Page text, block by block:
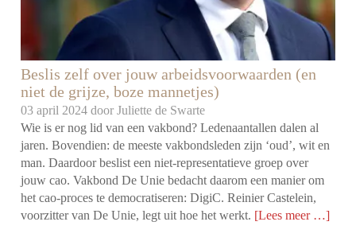
Beslis zelf over jouw arbeidsvoorwaarden (en
niet de grijze, boze mannetjes)
03 april 2024 doorJuliette de Swarte
Wie is er nog lid van een vakbond? Ledenaantallen dalen al
jaren. Bovendien: de meeste vakbondsleden zijn ‘oud’, wit en
man. Daardoor beslist een niet-representatieve groep over
jouw cao. Vakbond De Unie bedacht daarom een manier om
het cao-proces te democratiseren: DigiC. Reinier Castelein,
voorzitter van De Unie, legt uit hoe het werkt. [Lees meer …]